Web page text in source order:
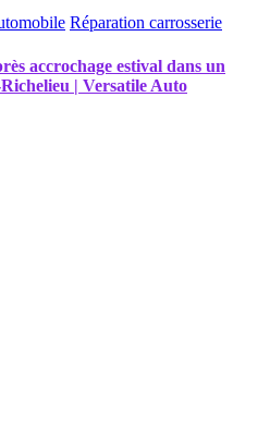
Réparation carrosserie
accrochage estival dans un
| Versatile Auto